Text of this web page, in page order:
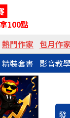
100點
熱門作家 包月作
精裝套書 影音教
發